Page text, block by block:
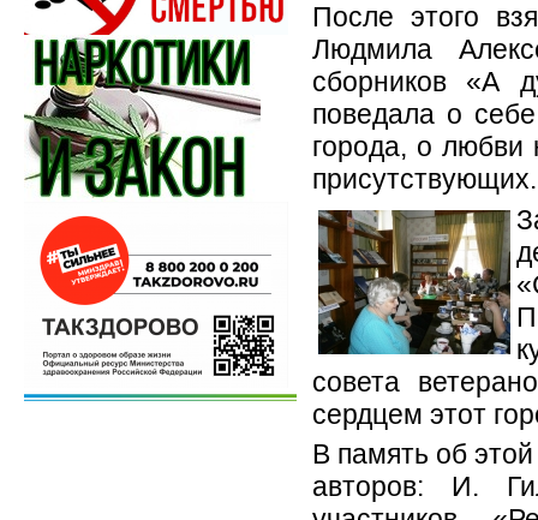
После этого
Людмила
сборников «А
поведала о
города, о любви
присутствующих.
совета
сердцем этот
В память об
авторов: И.